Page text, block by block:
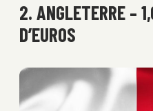
2. ANGLETERRE –
D’EUROS